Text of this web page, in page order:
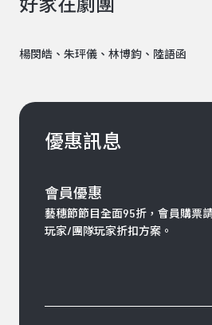
好家在劇團
楊閔皓、朱玶儀、林博鈞、陸語函
優惠訊息
會員優惠
藝穗節節目全面95折，會員購票
玩家/團隊玩家折扣方案。